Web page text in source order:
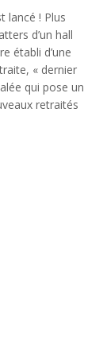
lancé ! Plus
d’un hall
établi d’une
« dernier
qui pose un
retraités